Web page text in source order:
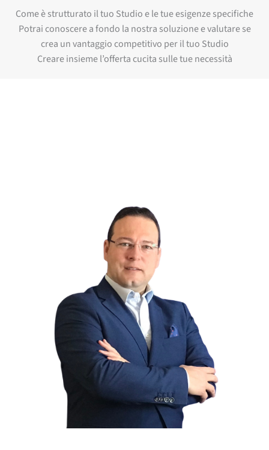
Come è strutturato il tuo Studio e le tue esigenze specifiche
Potrai conoscere a fondo la nostra soluzione e valutare se
crea un vantaggio competitivo per il tuo Studio
Creare insieme l’offerta cucita sulle tue necessità